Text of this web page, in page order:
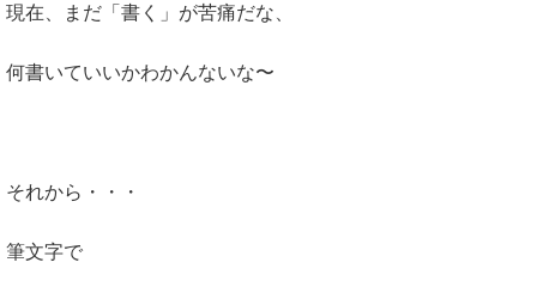
現在、まだ「書く」が苦痛だな、
何書いていいかわかんないな〜
それから・・・
筆文字で